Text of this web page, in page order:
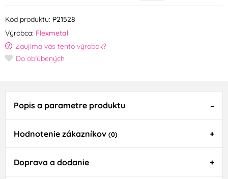
Kód produktu: P21528
Výrobca: Flexmetal
Zaujíma vás tento výrobok?
Do obľúbených
Popis a parametre produktu
Hodnotenie zákazníkov (0)
Doprava a dodanie